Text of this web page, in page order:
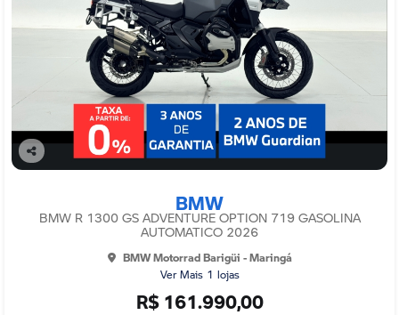
Co
BMW
BMW R 1300 GS ADVENTURE OPTION 719 GASOLINA
AUTOMATICO 2026
BMW Motorrad Barigüi - Maringá
Ver Mais 1 lojas
R$ 161.990,00